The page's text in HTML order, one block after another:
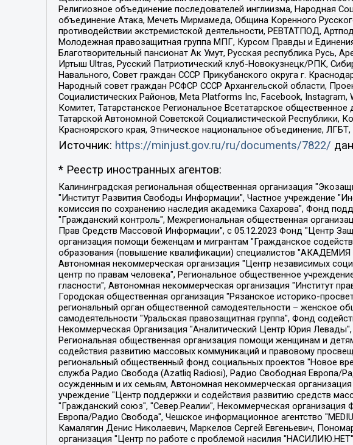
Религиозное объединение последователей инглиизма, Народная
объединение Атака, Мечеть Мирмамеда, Община Коренного
противодействии экстремистской деятельности, РЕВТАТПОД,
Молодежная правозащитная группа МПГ, Курсом Правды и
Благотворительный пансионат Ак Умут, Русская республика Русь,
Иртыш Ultras, Русский Патриотический клуб-Новокузнецк/РПК,
Навального, Совет граждан СССР Прикубанского округа г.
Народный совет граждан РСФСР СССР Архангельской области,
Социалистических Районов, Meta Platforms Inc, Facebook,
Комитет, Татарстанское Региональное Всетатарское
Татарской Автономной Советской Социалистической Республики,
Красноярского края, Этническое национальное объединение,
Источник: https://minjust.gov.ru/ru/documents/7822/
* Реестр иностранных агентов:
Калининградская региональная общественная организация "Экозащита!-Женсовет", Фонд содействия защите прав и свобод граждан "Общественный вердикт", Фонд "Институт Развития Свободы Информации", Частное учреждение "Информационное агентство МЕМО. РУ", Региональная общественная организация "Общественная комиссия по сохранению наследия академика Сахарова", Фонд поддержки свободы прессы, Санкт-Петербургская общественная правозащитная организация "Гражданский контроль", Межрегиональная общественная организация "Информационно-просветительский центр "Мемориал", Региональный Фонд "Центр Защиты Прав Средств Массовой Информации", с 05.12.2023 Фонд "Центр Защиты Прав Средств массовой информации", Региональная общественная благотворительная организация помощи беженцам и мигрантам "Гражданское содействие", Негосударственное образовательное учреждение дополнительного профессионального образования (повышение квалификации) специалистов "АКАДЕМИЯ ПО ПРАВАМ ЧЕЛОВЕКА", Свердловская региональная общественная организация "Сутяжник", Автономная некоммерческая организация "Центр независимых социологических исследований", Союз общественных объединений "Российский исследовательский центр по правам человека", Региональное общественное учреждение научно-информационный центр "МЕМОРИАЛ", Некоммерческая организация "Фонд защиты гласности", Автономная некоммерческая организация "Институт прав человека", Городская общественная организация "Екатеринбургское общество "МЕМОРИАЛ", Городская общественная организация "Рязанское историко-просветительское и правозащитное общество "Мемориал" (Рязанский Мемориал), Челябинский региональный орган общественной самодеятельности – женское общественное объединение "Женщины Евразии", Челябинский региональный орган общественной самодеятельности "Уральская правозащитная группа", Фонд содействия защите здоровья и социальной справедливости имени Андрея Рылькова, Автономная Некоммерческая Организация "Аналитический Центр Юрия Левады", Автономная некоммерческая организация социальной поддержки населения "Проект Апрель", Региональная общественная организация помощи женщинам и детям, находящимся в кризисной ситуации "Информационно-методический центр "Анна", Фонд содействия развитию массовых коммуникаций и правовому просвещению "Так-так-Так", Фонд содействия устойчивому развитию "Серебряная тайга", Свердловский региональный общественный фонд социальных проектов "Новое время", "Idel.Реалии", Кавказ.Реалии, Крым.Реалии, Телеканал Настоящее Время, Татаро-башкирская служба Радио Свобода (Azatliq Radiosi), Радио Свободная Европа/Радио Свобода (PCE/PC), "Сибирь.Реалии", "Фактограф", Благотворительный фонд помощи осужденным и их семьям, Автономная некоммерческая организация "Институт глобализации и социальных движений", Фонд "В защиту прав заключенных", Частное учреждение "Центр поддержки и содействия развитию средств массовой информации", Пензенский региональный общественный благотворительный фонд "Гражданский союз", "Север.Реалии", Некоммерческая организация Фонд "Правовая инициатива", Общество с ограниченной ответственностью "Радио Свободная Европа/Радио Свобода", Чешское информационное агентство "MEDIUM-ORIENT", Красноярская региональная общественная организация "Мы против СПИДа", Камалягин Денис Николаевич, Маркелов Сергей Евгеньевич, Пономарев Лев Александрович, Савицкая Людмила Алексеевна, Автономная некоммерческая организация "Центр по работе с проблемой насилия "НАСИЛИЮ.НЕТ", Межрегиональный профессиональный союз работников здравоохранения "Альянс врачей", Юридическое лицо, зарегистрированное в Латвийской Республике, SIA "Medusa Project" (регистрационный номер 40103797863, дата регистрации 10.06.2014), Некоммерческая организация "Фонд по борьбе с коррупцией", Автономная некоммерческая организация "Институт права и публичной политики", Баданин Роман Сергеевич, Гликин Максим Александрович, Железнова Мария Михайловна, Лукьянова Юлия Сергеевна, Маетная Елизавета Витальевна, Маняхин Петр Борисович, Чуракова Ольга Владимировна, Ярош Юлия Петровна,